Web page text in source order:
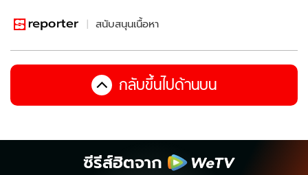
สนับสนุนเนื้อหา
กลับขึ้นไปด้านบน
ซีรีส์ฮิตจาก